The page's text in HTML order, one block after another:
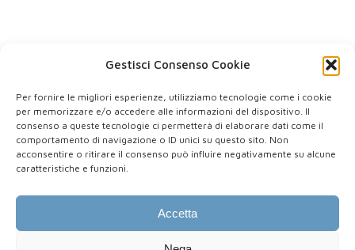
Gestisci Consenso Cookie
Per fornire le migliori esperienze, utilizziamo tecnologie come i cookie
per memorizzare e/o accedere alle informazioni del dispositivo. Il
consenso a queste tecnologie ci permetterà di elaborare dati come il
comportamento di navigazione o ID unici su questo sito. Non
acconsentire o ritirare il consenso può influire negativamente su alcune
caratteristiche e funzioni.
Accetta
« Precedente 1 2 5 Successivo »
P.IVA: IT 03578270922
PEC: stefano.demontis@pec.tsrm-pstrp.org